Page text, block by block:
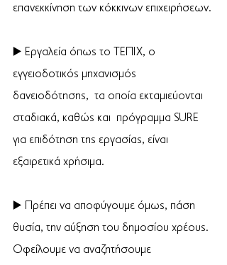
επανεκκίνηση των κόκκινων επιχειρήσεων.
▶️ Εργαλεία όπως το ΤΕΠΙΧ, ο
εγγειοδοτικός μηχανισμός
δανειοδότησης,  τα οποία εκταμιεύονται
σταδιακά, καθώς και  πρόγραμμα SURE
για επιδότηση της εργασίας, είναι
εξαιρετικά χρήσιμα.
▶️ Πρέπει να αποφύγουμε όμως, πάση
θυσία, την αύξηση του δημοσίου χρέους.
Οφείλουμε να αναζητήσουμε